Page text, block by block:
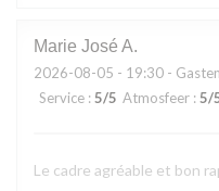
Marie José A
2026-08-05 - 19:30 -
Service : 5/5 Atmosfeer : 5/
Le cadre agréable et bon